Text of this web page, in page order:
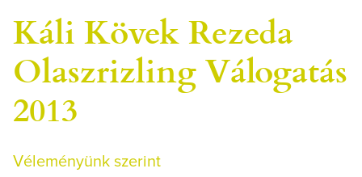
Káli Kövek Rezeda
Olaszrizling Válogatás
2013
Véleményünk szerint